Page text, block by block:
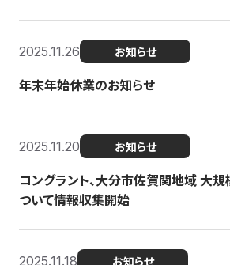
2025.11.26 お知らせ
年末年始休業のお知らせ
2025.11.20 お知らせ
コングラント、大分市佐賀関地域 大
ついて情報収集開始
2025.11.18 お知らせ